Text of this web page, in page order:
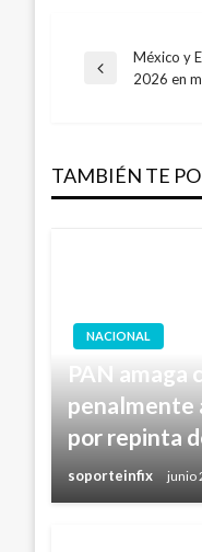
Entrada
México y
2026 en
TAMBIÉN TE
NACIONAL
PAN amaga
penalmente
por repinta
soporteinfix junio